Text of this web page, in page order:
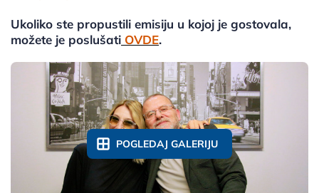
Ukoliko ste propustili emisiju u kojoj je gostovala,
možete je poslušati OVDE.
POGLEDAJ GALERIJU